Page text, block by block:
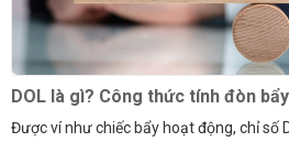
DOL là gì? Công thức tính đòn
Được ví như chiếc bẩy hoạt động, chỉ số